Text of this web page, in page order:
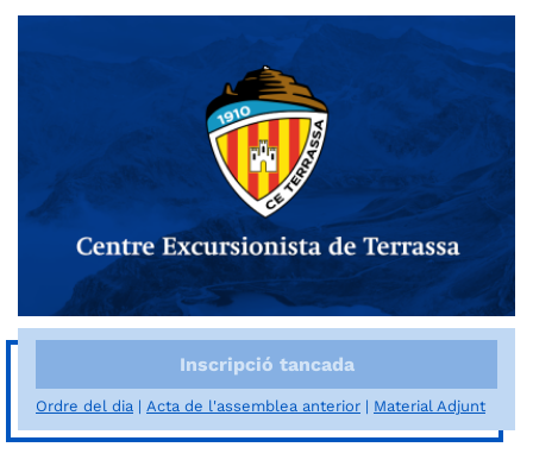
Inscripció tancada
Ordre del dia Acta de l'assemblea anterior Material Adjunt